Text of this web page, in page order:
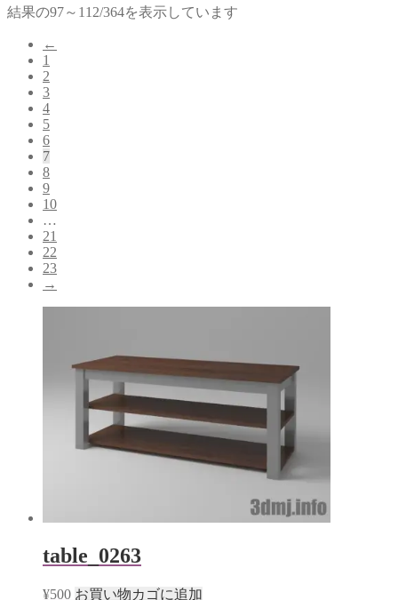
結果の97～112/364を表示しています
←
1
2
3
4
5
6
7
8
9
10
…
21
22
23
→
table_0263
¥500 お買い物カゴに追加